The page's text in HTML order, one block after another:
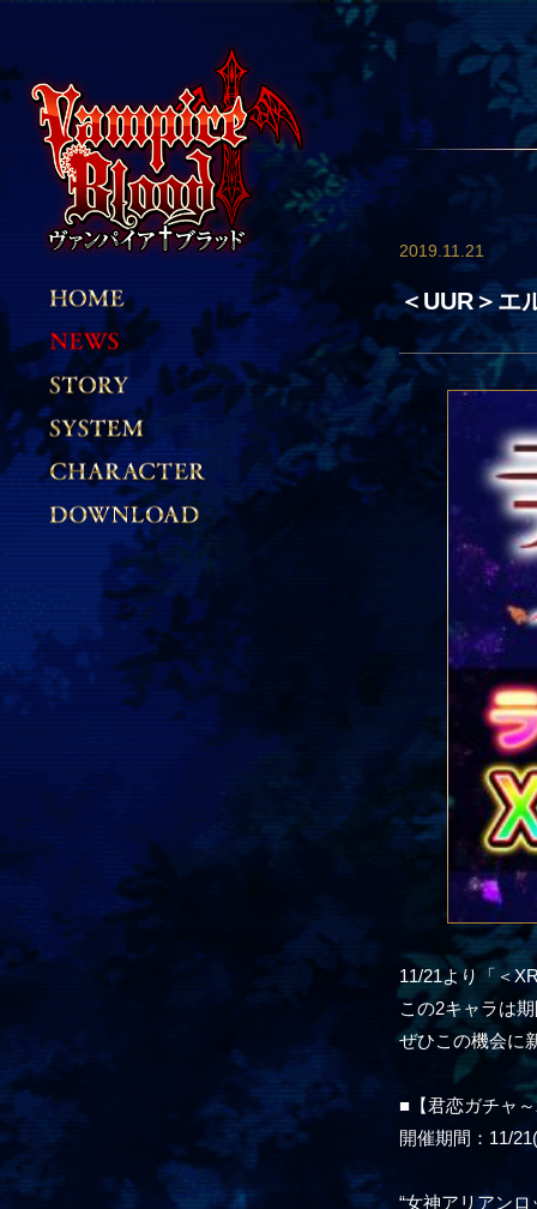
2019.11.21
＜UUR＞エ
11/21より「＜
この2キャラは
ぜひこの機会に
■【君恋ガチャ
開催期間：11/
“女神アリアン